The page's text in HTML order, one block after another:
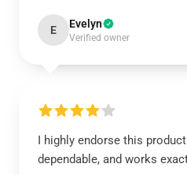
E Evelyn
Verified owner
I highly endorse this
dependable, and works